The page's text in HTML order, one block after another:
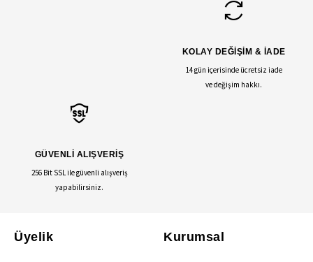
KOLAY DEĞİŞİM & İADE
14 gün içerisinde ücretsiz iade
ve değişim hakkı.
GÜVENLİ ALIŞVERİŞ
256 Bit SSL ile güvenli alışveriş
yapabilirsiniz.
Üyelik Kurumsal